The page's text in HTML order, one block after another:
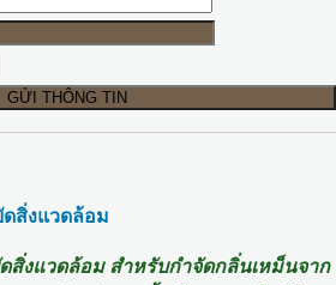
สิ่งแวดล้อม
งแวดล้อม สำหรับกำจัดกลิ่นเหม็นจาก